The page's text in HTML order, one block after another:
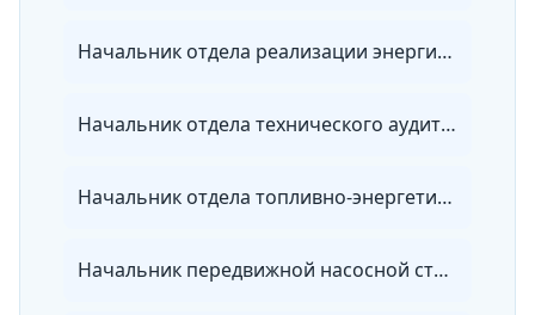
Начальник отдела реализации энергии энергосбытовой организации
Начальник отдела технического аудита потребителей энергии
Начальник отдела топливно-энергетических ресурсов
Начальник передвижной насосной станции